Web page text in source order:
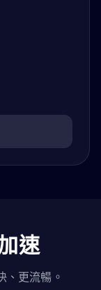
速
、更流暢。